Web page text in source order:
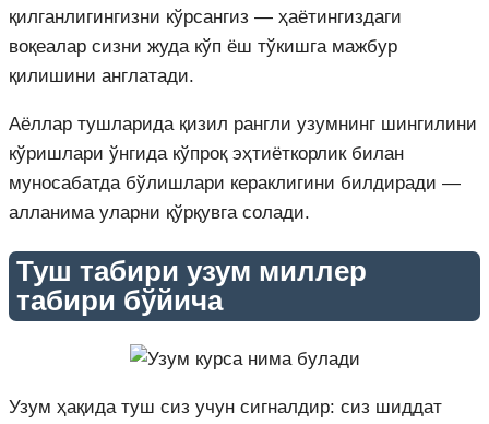
қилганлигингизни кўрсангиз — ҳаётингиздаги
воқеалар сизни жуда кўп ёш тўкишга мажбур
қилишини англатади.
Аёллар тушларида қизил рангли узумнинг шингилини
кўришлари ўнгида кўпроқ эҳтиёткорлик билан
муносабатда бўлишлари кераклигини билдиради —
алланима уларни қўрқувга солади.
Туш табири узум миллер
табири бўйича
Узум ҳақида туш сиз учун сигналдир: сиз шиддат